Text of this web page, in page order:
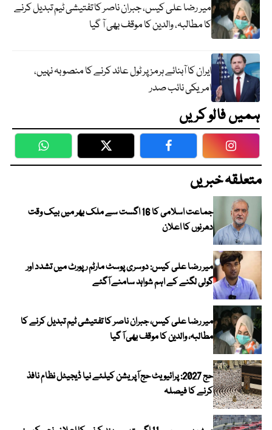
میر رضا علی کیس، جبران ناصر کا تفتیشی ٹیم تبدیل کرنے
کا مطالبہ، والدین کا موقف بھی آ گیا
ایران کا آبنائے ہرمز پر ٹول عائد کرنے کا منصوبہ نہیں،
امریکی نائب صدر
ہمیں فالو کریں
WhatsApp Twitter Facebook
متعلقہ خبریں
جماعت اسلامی کا 16 اگست سے ملک بھر میں بیک وقت
دھرنوں کا اعلان
میر رضا علی کیس: دوسری پوسٹ مارٹم رپورٹ میں تشدد اور
گولی لگنے کے اہم شواہد سامنے آگئے
میر رضا علی کیس، جبران ناصر کا تفتیشی ٹیم تبدیل کرنے کا
مطالبہ، والدین کا موقف بھی آ گیا
حج 2027: پرائیویٹ حج آپریشن کیلئے نیا ڈیجیٹل نظام نافذ
کرنے کا فیصلہ